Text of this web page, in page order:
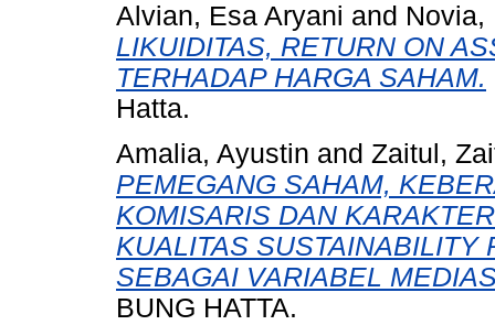
Alvian, Esa Aryani and Novia,
LIKUIDITAS, RETURN ON
TERHADAP HARGA SAHAM.
Hatta.
Amalia, Ayustin and Zaitul,
PEMEGANG SAHAM,
KOMISARIS DAN
KUALITAS SUSTAINABILITY
SEBAGAI VARIABEL
BUNG HATTA.